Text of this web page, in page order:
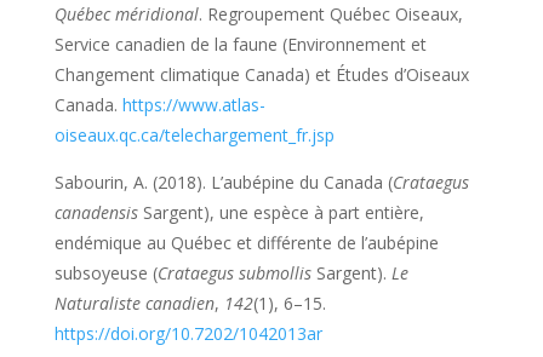
Québec méridional. Regroupement Québec Oiseaux,
Service canadien de la faune (Environnement et
Changement climatique Canada) et Études d’Oiseaux
Canada. https://www.atlas-
oiseaux.qc.ca/telechargement_fr.jsp
Sabourin, A. (2018). L’aubépine du Canada (Crataegus
canadensisSargent), une espèce à part entière,
endémique au Québec et différente de l’aubépine
subsoyeuse (Crataegus submollisSargent). Le
Naturaliste canadien, 142(1), 6–15.
https://doi.org/10.7202/1042013ar